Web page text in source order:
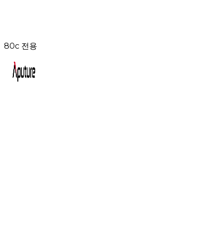
80c 전용